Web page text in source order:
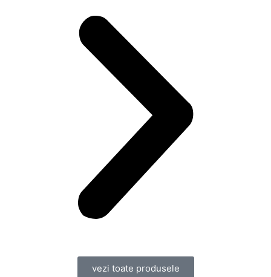
vezi toate produsele